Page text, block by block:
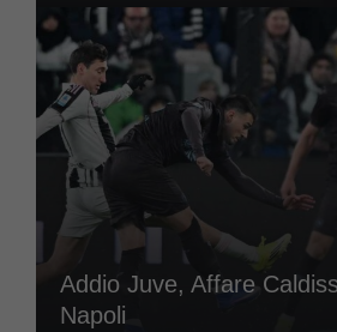
Addio Juve, Affare
Napoli